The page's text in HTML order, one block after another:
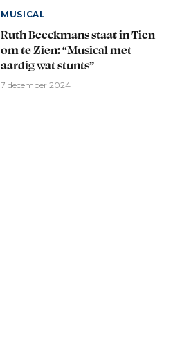
MUSICAL
Ruth Beeckmans staat in Tien
om te Zien: “Musical met
aardig wat stunts”
7 december 2024